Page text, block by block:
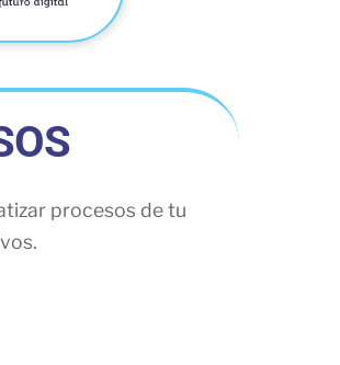
procesos de tu